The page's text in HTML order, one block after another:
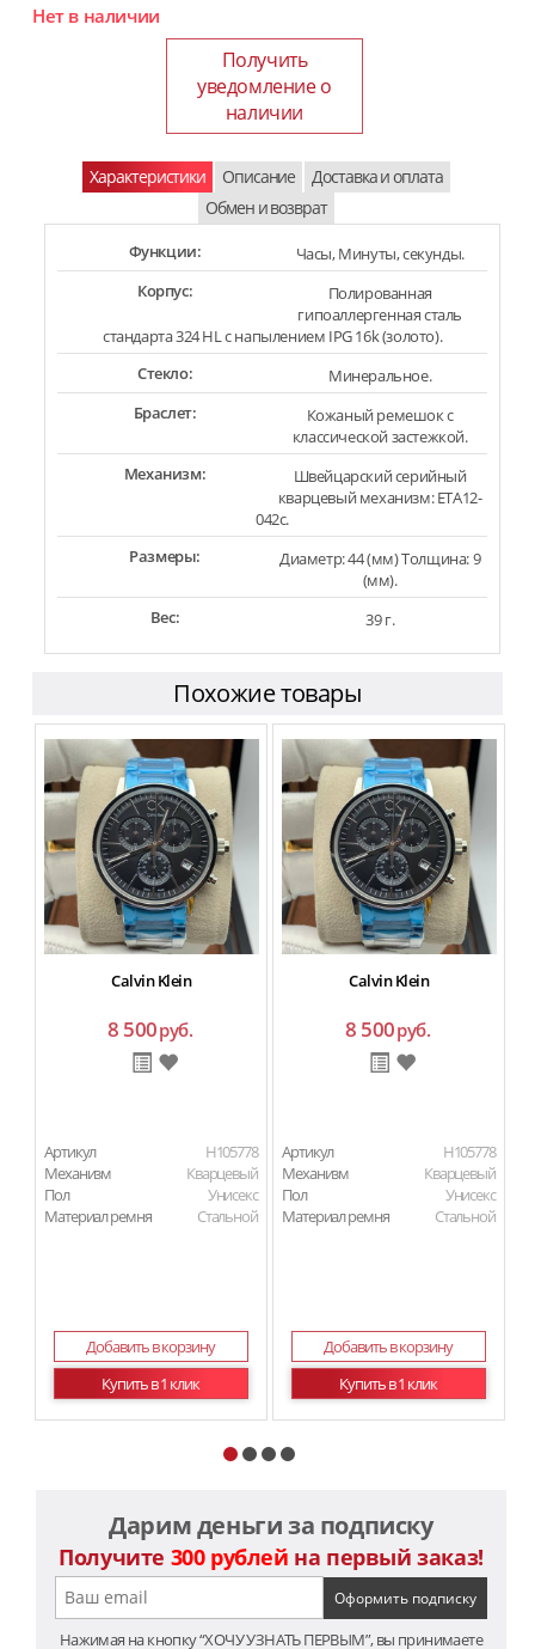
Нет в наличии
Получить
уведомление о
наличии
Характеристики Описание
Доставка и оплата
Обмен и возврат
Функции:
Часы, Минуты, секунды.
Корпус:
Полированная
гипоаллергенная сталь
стандарта 324 HL с напылением IPG 16k (золото).
Стекло:
Минеральное.
Браслет:
Кожаный ремешок с
классической застежкой.
Механизм:
Швейцарский серийный
кварцевый механизм: ETA12-
042c.
Размеры:
Диаметр: 44 (мм) Толщина: 9
(мм).
Вес:
39 г.
Похожие товары
Calvin Klein
8 500руб.
Артикул
H105778
Механизм
Кварцевый
Пол
Унисекс
Материал ремня
Стальной
Добавить в корзину
Купить в 1 клик
Calvin Klein
8 500руб.
Артикул
H105778
Механизм
Кварцевый
Пол
Унисекс
Материал ремня
Стальной
Добавить в корзину
Купить в 1 клик
Дарим деньги за подписку
Получите 300 рублей на первый заказ!
Нажимая на кнопку “ХОЧУ УЗНАТЬ ПЕРВЫМ”, вы принимаете